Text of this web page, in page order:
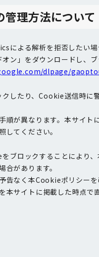
理方法について
による解析を拒否したい
オン」をダウンロードし、
dlpage/
したり、Cookie送信時に
順が異なります。本サイ
してください。
ブロックすることにより
合があります。
告なく本Cookieポリシー
本サイトに掲載した時点で